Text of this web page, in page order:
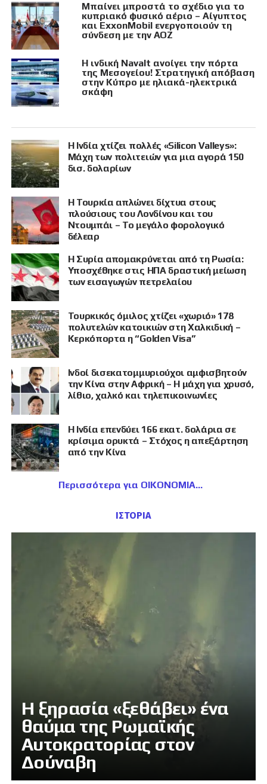
Μπαίνει μπροστά το σχέδιο για το
κυπριακό φυσικό αέριο – Αίγυπτος
και ExxonMobil ενεργοποιούν τη
σύνδεση με την ΑΟΖ
Η ινδική Navalt ανοίγει την πόρτα
της Μεσογείου! Στρατηγική απόβαση
στην Κύπρο με ηλιακά-ηλεκτρικά
σκάφη
Η Ινδία χτίζει πολλές «Silicon Valleys»:
Μάχη των πολιτειών για μια αγορά 150
δισ. δολαρίων
Η Τουρκία απλώνει δίχτυα στους
πλούσιους του Λονδίνου και του
Ντουμπάι – Το μεγάλο φορολογικό
δέλεαρ
Η Συρία απομακρύνεται από τη Ρωσία:
Υποσχέθηκε στις ΗΠΑ δραστική μείωση
των εισαγωγών πετρελαίου
Τουρκικός όμιλος χτίζει «χωριό» 178
πολυτελών κατοικιών στη Χαλκιδική –
Κερκόπορτα η “Golden Visa”
Ινδοί δισεκατομμυριούχοι αμφισβητούν
την Κίνα στην Αφρική – Η μάχη για χρυσό,
λίθιο, χαλκό και τηλεπικοινωνίες
Η Ινδία επενδύει 166 εκατ. δολάρια σε
κρίσιμα ορυκτά – Στόχος η απεξάρτηση
από την Κίνα
Περισσότερα για ΟΙΚΟΝΟΜΙΑ
ΙΣΤΟΡΙΑ
Η ξηρασία «ξεθάβει» ένα
θαύμα της Ρωμαϊκής
Αυτοκρατορίας στον
Δούναβη